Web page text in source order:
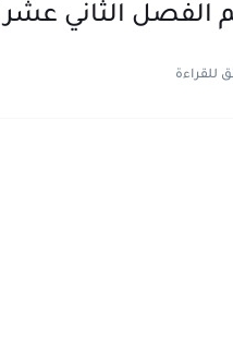
عشر 12 بقلم رحمة ايمن